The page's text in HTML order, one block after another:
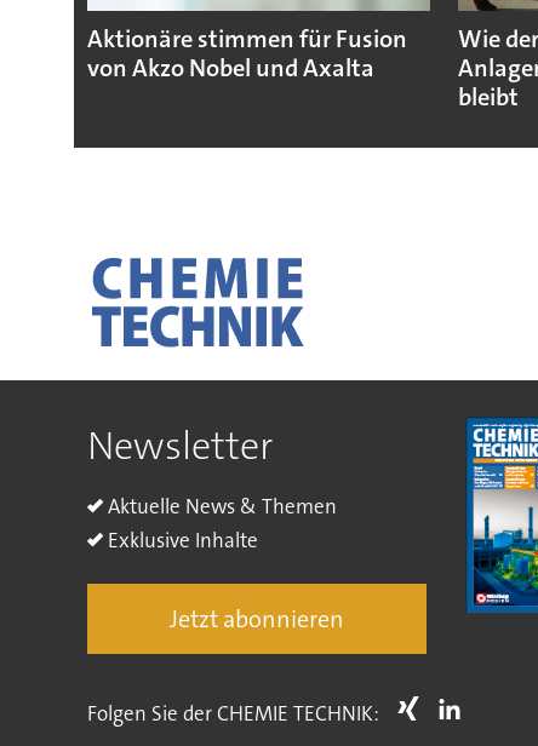
Aktionäre stimmen für Fusion
von Akzo Nobel und Axalta
Wie
bleibt
Newsletter
Aktuelle News & Themen
Exklusive Inhalte
Jetzt abonnieren
Folgen Sie der CHEMIE TECHNIK: